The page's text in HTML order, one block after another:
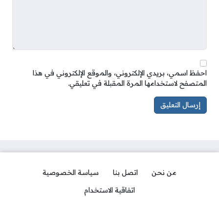
احفظ اسمي، بريدي الإلكتروني، والموقع الإلكتروني في هذا
المتصفح لاستخدامها المرة المقبلة في تعليقي.
من نحن اتصل بنا
سياسة الخصوصية
اتفاقية الاستخدام